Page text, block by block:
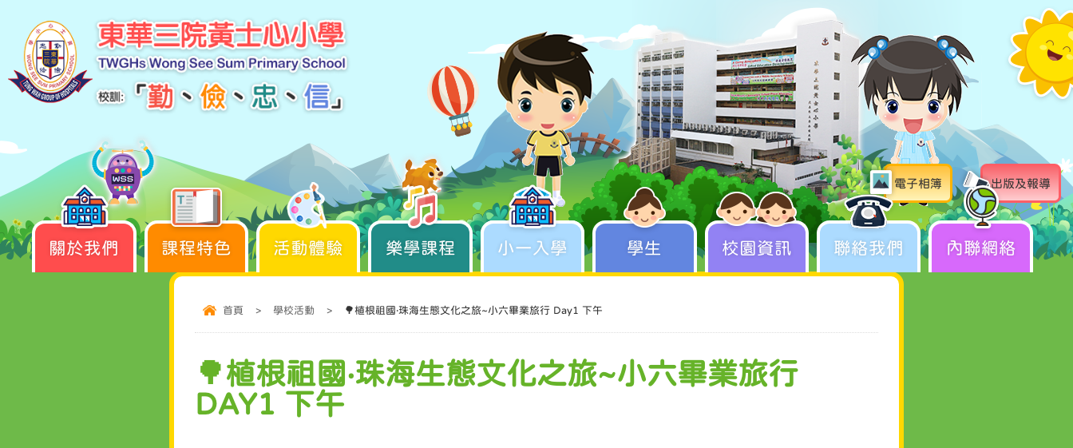
電子相簿 出版及報導
關於我們 課程特色 活動體驗 樂學課程 學生成長 學生 校園資訊 聯絡我們 內聯網絡
小一入學
首頁 > 學校活動 > 🌳植根祖國‧珠海生態文化之旅~小六畢業旅行 Day1 下午
🌳植根祖國‧珠海生態文化之旅~小六畢業旅行
DAY1 下午